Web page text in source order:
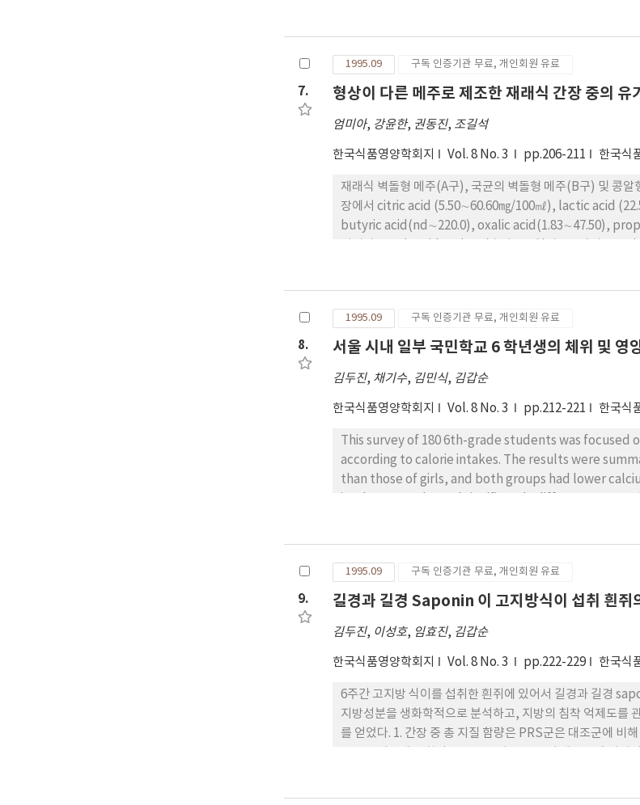
of fresh samples was contained in a Shoe Bi Rum.
1.86∼13.6㎎% respectively. The largest amount of
But So Ru Jaeng Yi is not appeared sweety becase
Jip Sean Na Mul is similar to organoleptic test but
highest level of sour taste of cooked samples was
reducing sugar contents of fresh sample and cooked
respectivley. The largest of fresh samples were So
cooked samples were an Evening Primerose and
Primerose was not similar to sensory test because
samples and cooked smaples were determined as 11.7∼39㎎%, 11.3∼40.3㎎% respectively.
samples was Shoe Bi Rum and the lowest was Jip
7.
1995.09 구독 인증기관 무료, 개인회원 유료
형상이 다른 메주로 제조한 재래식 간장 중의 유
엄미아, 강윤한, 권동진, 조길석
한국식품영양학회지 Vol. 8 No. 3 pp.206-211 한국식
재래식 벽돌형 메주(A구), 국균의 벽돌형 메주(B구) 및 콩알형 메주(C구)로 담금한 간장의 유기산과 지방산 조성은 다음과 같다. 시험 간
장에서 citric acid (5.50∼60.60㎎/100㎖), lactic acid (22.50∼532.50), acetic acid (7.50∼235.0), malonic acid(nd∼70.0),
butyric acid(nd∼220.0), oxalic acid(1.83∼47.50), propionic acid(nd∼45.0)가 동정되었으며 lactic acid는 가장 많은 양으로 나
8.
1995.09 구독 인증기관 무료, 개인회원 유료
서울 시내 일부 국민학교 6 학년생의 체위 및 영
김두진, 채기수, 김민식, 김갑순
한국식품영양학회지 Vol. 8 No. 3 pp.212-221 한국식
This survey of 180 6th-grade students was
according to calorie intakes. The results were
than those of girls, and both groups had lower calcium and iron intakes compared with RDA. But all the nutrient
intake were not found. This study showed protein
9.
1995.09 구독 인증기관 무료, 개인회원 유료
길경과 길경 Saponin 이 고지방식이 섭취 흰쥐
김두진, 이성호, 임효진, 김갑순
한국식품영양학회지 Vol. 8 No. 3 pp.222-229 한국식
6주간 고지방 식이를 섭취한 흰쥐에 있어서 길경과 길경
지방성분을 생화학적으로 분석하고, 지방의 침착 억제도를 관찰하고자 광학현미경에 의한 조직학적 검사를 실시하여 다음과 같은 결과
를 얻었다. 1. 간장 중 총 지질 함량은 PRS군은 대조군에 비